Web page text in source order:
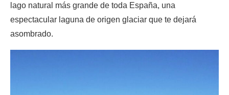
lago natural más grande de toda España, una
espectacular laguna de origen glaciar que te dejará
asombrado.